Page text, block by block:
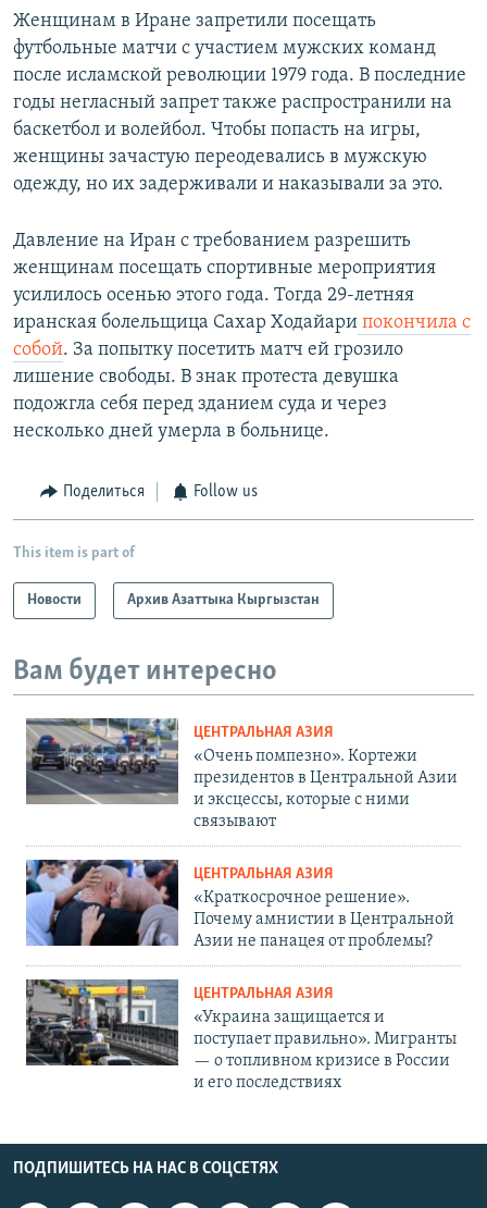
Женщинам в Иране запретили посещать
футбольные матчи с участием мужских команд
после исламской революции 1979 года. В последние
годы негласный запрет также распространили на
баскетбол и волейбол. Чтобы попасть на игры,
женщины зачастую переодевались в мужскую
одежду, но их задерживали и наказывали за это.
Давление на Иран с требованием разрешить
женщинам посещать спортивные мероприятия
усилилось осенью этого года. Тогда 29-летняя
иранская болельщица Сахар Ходайари покончила с
собой. За попытку посетить матч ей грозило
лишение свободы. В знак протеста девушка
подожгла себя перед зданием суда и через
несколько дней умерла в больнице.
Поделиться Follow us
This item is part of
Новости Архив Азаттыка Кыргызстан
Вам будет интересно
ЦЕНТРАЛЬНАЯ АЗИЯ
«Очень помпезно». Кортежи
президентов в Центральной Азии
и эксцессы, которые с ними
связывают
ЦЕНТРАЛЬНАЯ АЗИЯ
«Краткосрочное решение».
Почему амнистии в Центральной
Азии не панацея от проблемы?
ЦЕНТРАЛЬНАЯ АЗИЯ
«Украина защищается и
поступает правильно». Мигранты
— о топливном кризисе в России
и его последствиях
ПОДПИШИТЕСЬ НА НАС В СОЦСЕТЯХ